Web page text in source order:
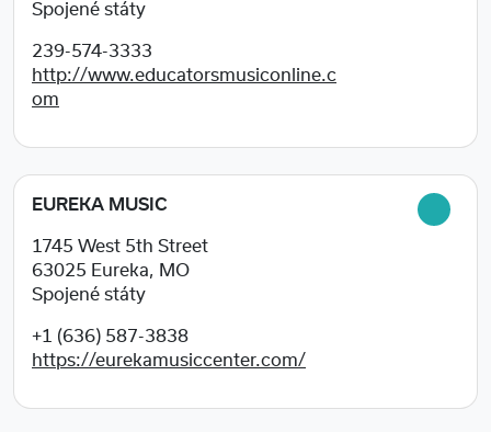
Spojené státy
239-574-3333
http://www.educatorsmusiconline.c
om
EUREKA MUSIC
1745 West 5th Street
63025 Eureka, MO
Spojené státy
+1 (636) 587-3838
https://eurekamusiccenter.com/